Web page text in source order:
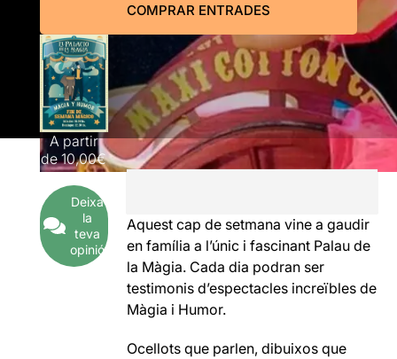
COMPRAR ENTRADES
A partir
de10,00€
Deixa
la
teva
opinió
Aquest cap de setmana vine a gaudir
en família a l’únic i fascinant Palau de
la Màgia. Cada dia podran ser
testimonis d’espectacles increïbles de
Màgia i Humor.
Ocellots que parlen, dibuixos que